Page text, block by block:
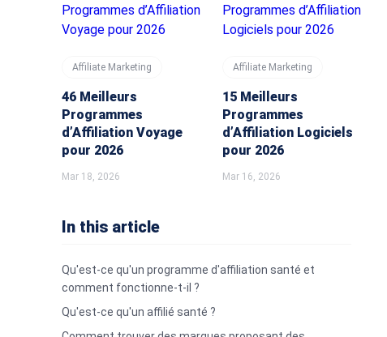
Affiliate Marketing
46 Meilleurs
Programmes
d’Affiliation Voyage
pour 2026
Mar 18, 2026
Affiliate Marketing
15 Meilleurs
Programmes
d’Affiliation Logiciels
pour 2026
Mar 16, 2026
In this article
Qu'est-ce qu'un programme d'affiliation santé et
comment fonctionne-t-il ?
Qu'est-ce qu'un affilié santé ?